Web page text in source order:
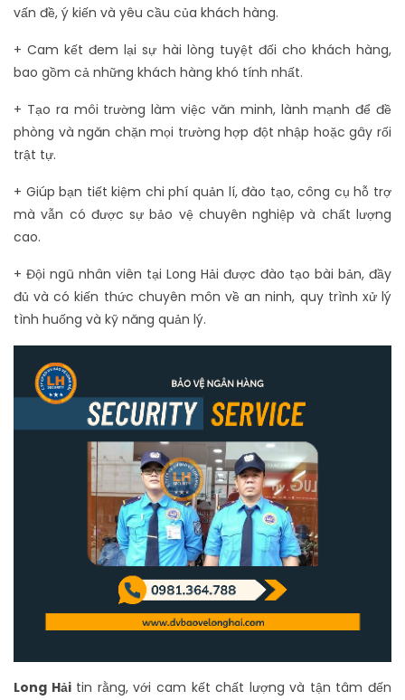
vấn đề, ý kiến và yêu cầu của khách hàng.
+ Cam kết đem lại sự hài lòng tuyệt đối cho khách hàng,
bao gồm cả những khách hàng khó tính nhất.
+ Tạo ra môi trường làm việc văn minh, lành mạnh để đề
phòng và ngăn chặn mọi trường hợp đột nhập hoặc gây rối
trật tự.
+ Giúp bạn tiết kiệm chi phí quản lí, đào tạo, công cụ hỗ trợ
mà vẫn có được sự bảo vệ chuyên nghiệp và chất lượng
cao.
+ Đội ngũ nhân viên tại Long Hải được đào tạo bài bản, đầy
đủ và có kiến thức chuyên môn về an ninh, quy trình xử lý
tình huống và kỹ năng quản lý.
Long Hảitin rằng, với cam kết chất lượng và tận tâm đến